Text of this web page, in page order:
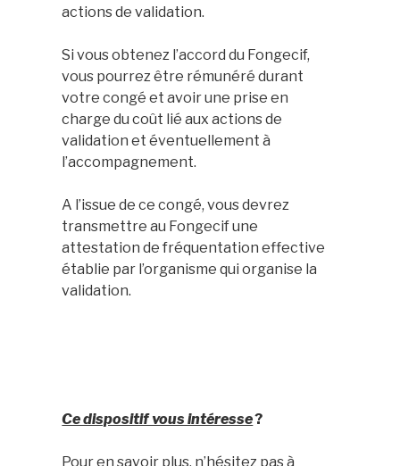
actions de validation.
Si vous obtenez l’accord du Fongecif,
vous pourrez être rémunéré durant
votre congé et avoir une prise en
charge du coût lié aux actions de
validation et éventuellement à
l’accompagnement.
A l’issue de ce congé, vous devrez
transmettre au Fongecif une
attestation de fréquentation effective
établie par l’organisme qui organise la
validation.
Ce dispositif vous intéresse?
Pour en savoir plus, n’hésitez pas à